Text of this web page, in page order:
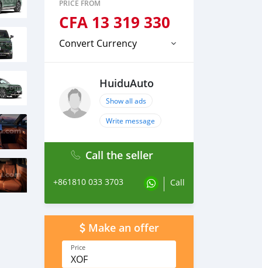
PRICE FROM
CFA 13 319 330
Convert Currency
HuiduAuto
Show all ads
Write message
Call the seller
+861810 033 3703 Call
Make an offer
Price
XOF